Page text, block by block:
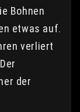
Bohnen
etwas auf.
verliert
der